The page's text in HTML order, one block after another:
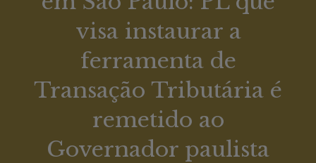
visa instaurar a
ferramenta de
Transação Tributária é
remetido ao
Governador paulista